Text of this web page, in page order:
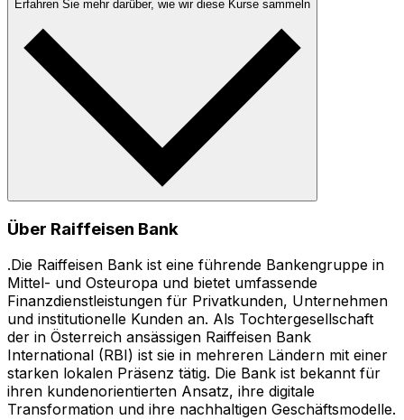
Erfahren Sie mehr darüber, wie wir diese Kurse sammeln
Über Raiffeisen Bank
.Die Raiffeisen Bank ist eine führende Bankengruppe in
Mittel- und Osteuropa und bietet umfassende
Finanzdienstleistungen für Privatkunden, Unternehmen
und institutionelle Kunden an. Als Tochtergesellschaft
der in Österreich ansässigen Raiffeisen Bank
International (RBI) ist sie in mehreren Ländern mit einer
starken lokalen Präsenz tätig. Die Bank ist bekannt für
ihren kundenorientierten Ansatz, ihre digitale
Transformation und ihre nachhaltigen Geschäftsmodelle.